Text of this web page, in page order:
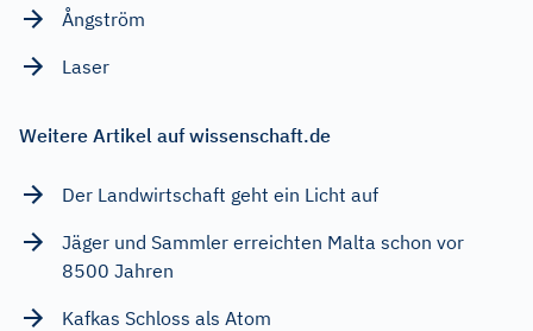
Ångström
Laser
Weitere Artikel auf wissenschaft.de
Der Landwirtschaft geht ein Licht auf
Jäger und Sammler erreichten Malta schon vor
8500 Jahren
Kafkas Schloss als Atom